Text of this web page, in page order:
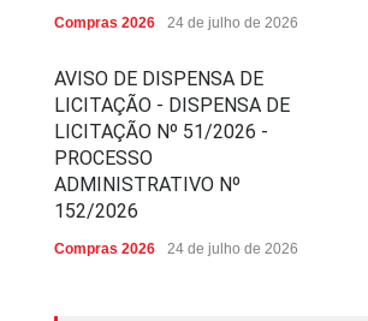
Compras 2026 24 de julho de 2026
AVISO DE DISPENSA DE
LICITAÇÃO - DISPENSA DE
LICITAÇÃO Nº 51/2026 -
PROCESSO
ADMINISTRATIVO Nº
152/2026
Compras 2026 24 de julho de 2026